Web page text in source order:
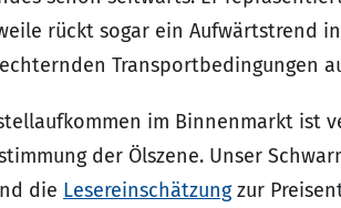
rückt sogar ein Aufwärtstrend
Transportbedingungen
im Binnenmarkt ist
der Ölszene. Unser
die Lesereinschätzungzur